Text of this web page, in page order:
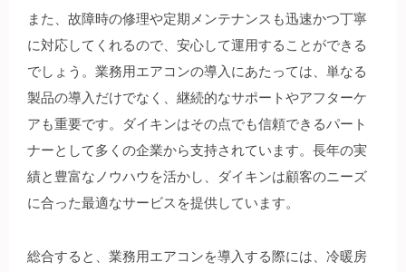
また、故障時の修理や定期メンテナンスも迅速かつ丁寧
に対応してくれるので、安心して運用することができる
でしょう。業務用エアコンの導入にあたっては、単なる
製品の導入だけでなく、継続的なサポートやアフターケ
アも重要です。ダイキンはその点でも信頼できるパート
ナーとして多くの企業から支持されています。長年の実
績と豊富なノウハウを活かし、ダイキンは顧客のニーズ
に合った最適なサービスを提供しています。
総合すると、業務用エアコンを導入する際には、冷暖房